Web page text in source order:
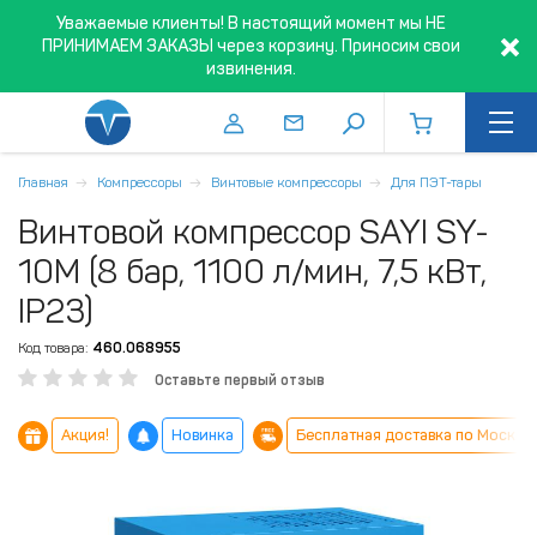
Уважаемые клиенты! В настоящий момент мы НЕ
ПРИНИМАЕМ ЗАКАЗЫ через корзину. Приносим свои
извинения.
Главная Компрессоры Винтовые компрессоры Для ПЭТ-тары
Винтовой компрессор SAYI SY-
10M (8 бар, 1100 л/мин, 7,5 кВт,
IP23)
Код товара: 460.068955
Оставьте первый отзыв
Акция! Новинка Бесплатная доставка по Москве